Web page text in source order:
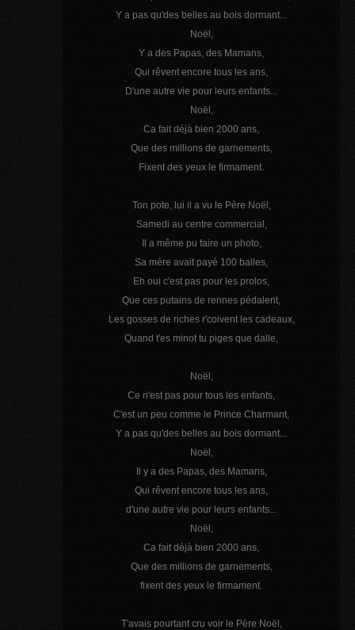
Y a pas qu'des belles au bois dormant...
Noël,
Y a des Papas, des Mamans,
Qui rêvent encore tous les ans,
D'une autre vie pour leurs enfants...
Noël,
Ca fait déjà bien 2000 ans,
Que des millions de garnements,
Fixent des yeux le firmament.
Ton pote, lui il a vu le Père Noël,
Samedi au centre commercial,
Il a même pu faire un photo,
Sa mère avait payé 100 balles,
Eh oui c'est pas pour les prolos,
Que ces putains de rennes pédalent,
Les gosses de riches r'coivent les cadeaux,
Quand t'es minot tu piges que dalle,
Noël,
Ce n'est pas pour tous les enfants,
C'est un peu comme le Prince Charmant,
Y a pas qu'des belles au bois dormant...
Noël,
Il y a des Papas, des Mamans,
Qui rêvent encore tous les ans,
d'une autre vie pour leurs enfants...
Noël,
Ca fait déjà bien 2000 ans,
Que des millions de garnements,
fixent des yeux le firmament.
T'avais pourtant cru voir le Père Noël,